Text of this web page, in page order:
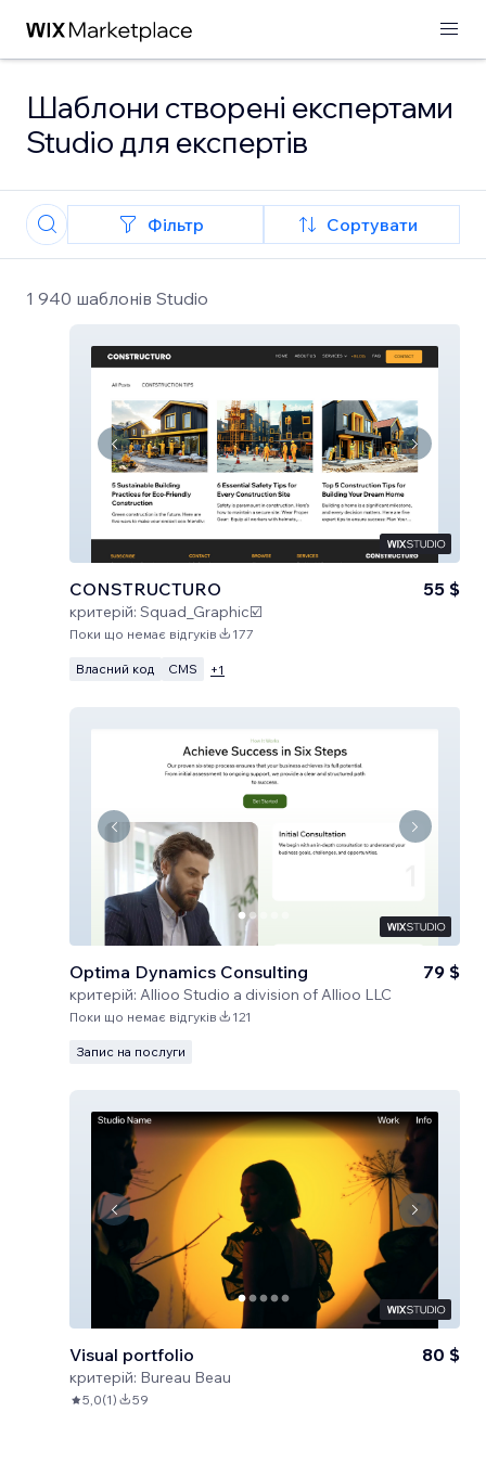
Шаблони створені експертами
Studio для експертів
Фільтр Сортувати
1 940 шаблонів Studio
CONSTRUCTURO
критерій: Squad_Graphic☑️
55 $
Поки що немає відгуків 177
Власний код CMS +1
Optima Dynamics Consulting
критерій: Allioo Studio a division of Allioo LLC
79 $
Поки що немає відгуків 121
Запис на послуги
Visual portfolio
критерій: Bureau Beau
80 $
5,0(1) 59